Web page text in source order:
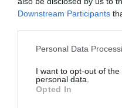
Downstream Participants
Personal Data
I want to opt-out of
personal data.
Opted In